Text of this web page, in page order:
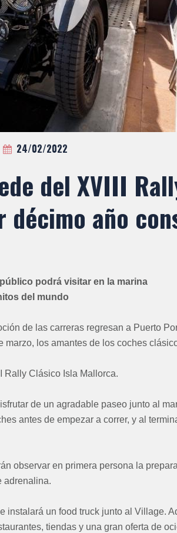
24/02/2022
del XVIII
año
podrá visitar en la marina
del mundo
de las carreras regresan a Puerto
marzo, los amantes de los coches
Rally Clásico Isla Mallorca.
de un agradable paseo junto al
antes de empezar a correr, y al
observar en primera persona la
adrenalina.
instalará un food truck junto al Village.
tiendas y una gran oferta de